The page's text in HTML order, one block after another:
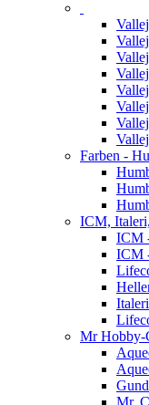
Farben -
ICM,
ICM
ICM
Mr Hobby-
Mr.